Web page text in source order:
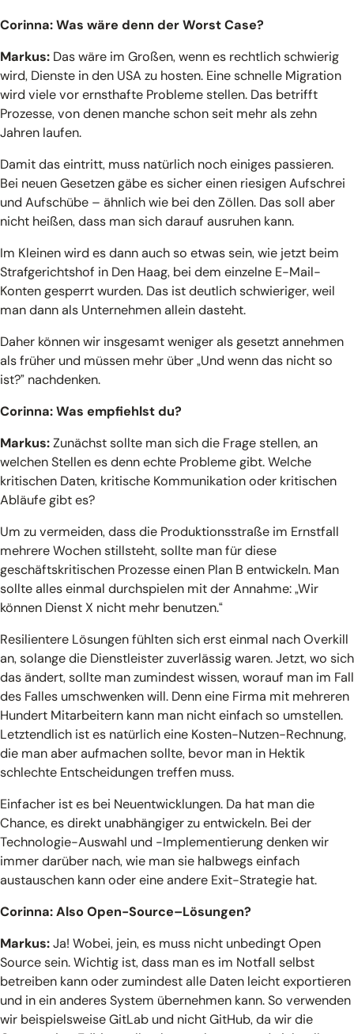
Corinna: Was wäre denn der Worst Case?
Markus: Das wäre im Großen, wenn es rechtlich schwierig
wird, Dienste in den USA zu hosten. Eine schnelle Migration
wird viele vor ernsthafte Probleme stellen. Das betrifft
Prozesse, von denen manche schon seit mehr als zehn
Jahren laufen.
Damit das eintritt, muss natürlich noch einiges passieren.
Bei neuen Gesetzen gäbe es sicher einen riesigen Aufschrei
und Aufschübe – ähnlich wie bei den Zöllen. Das soll aber
nicht heißen, dass man sich darauf ausruhen kann.
Im Kleinen wird es dann auch so etwas sein, wie jetzt beim
Strafgerichtshof in Den Haag, bei dem einzelne E-Mail-
Konten gesperrt wurden. Das ist deutlich schwieriger, weil
man dann als Unternehmen allein dasteht.
Daher können wir insgesamt weniger als gesetzt annehmen
als früher und müssen mehr über „Und wenn das nicht so
ist?” nachdenken.
Corinna: Was empfiehlst du?
Markus:Zunächst sollte man sich die Frage stellen, an
welchen Stellen es denn echte Probleme gibt. Welche
kritischen Daten, kritische Kommunikation oder kritischen
Abläufe gibt es?
Um zu vermeiden, dass die Produktionsstraße im Ernstfall
mehrere Wochen stillsteht, sollte man für diese
geschäftskritischen Prozesse einen Plan B entwickeln. Man
sollte alles einmal durchspielen mit der Annahme: „Wir
können Dienst X nicht mehr benutzen.“
Resilientere Lösungen fühlten sich erst einmal nach Overkill
an, solange die Dienstleister zuverlässig waren. Jetzt, wo sich
das ändert, sollte man zumindest wissen, worauf man im Fall
des Falles umschwenken will. Denn eine Firma mit mehreren
Hundert Mitarbeitern kann man nicht einfach so umstellen.
Letztendlich ist es natürlich eine Kosten-Nutzen-Rechnung,
die man aber aufmachen sollte, bevor man in Hektik
schlechte Entscheidungen treffen muss.
Einfacher ist es bei Neuentwicklungen. Da hat man die
Chance, es direkt unabhängiger zu entwickeln. Bei der
Technologie-Auswahl und -Implementierung denken wir
immer darüber nach, wie man sie halbwegs einfach
austauschen kann oder eine andere Exit-Strategie hat.
Corinna: Also Open-Source–Lösungen?
Markus:Ja! Wobei, jein, es muss nicht unbedingt Open
Source sein. Wichtig ist, dass man es im Notfall selbst
betreiben kann oder zumindest alle Daten leicht exportieren
und in ein anderes System übernehmen kann. So verwenden
wir beispielsweise GitLab und nicht GitHub, da wir die